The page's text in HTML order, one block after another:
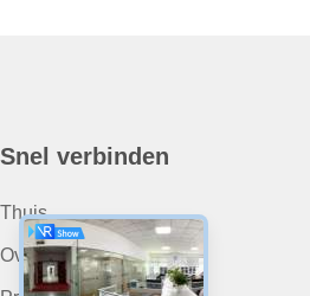
Snel verbinden
Thuis
Over Ons